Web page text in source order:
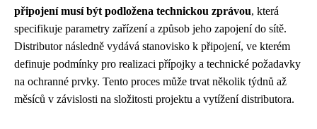
připojení musí být podložena technickou zprávou, která
specifikuje parametry zařízení a způsob jeho zapojení do sítě.
Distributor následně vydává stanovisko k připojení, ve kterém
definuje podmínky pro realizaci přípojky a technické požadavky
na ochranné prvky. Tento proces může trvat několik týdnů až
měsíců v závislosti na složitosti projektu a vytížení distributora.